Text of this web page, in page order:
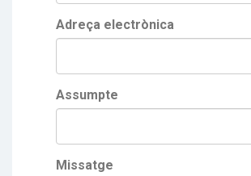
Estat de la xarxa
Afiliacions
Adreça electrònica
Assumpte
Missatge